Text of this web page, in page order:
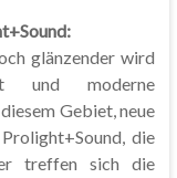
glänzender wird
und moderne
Gebiet, neue
die
treffen sich die